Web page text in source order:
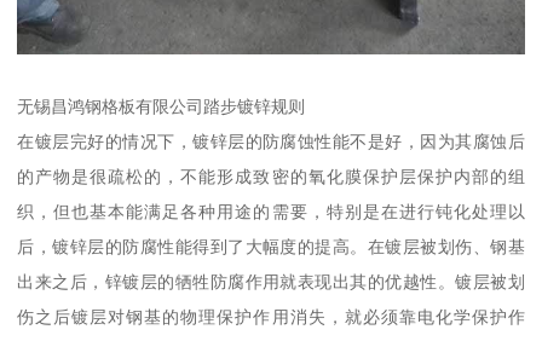
无锡昌鸿钢格板有限公司踏步镀锌规则
在镀层完好的情况下，镀锌层的防腐蚀性能不是好，因为其腐蚀后
的产物是很疏松的，不能形成致密的氧化膜保护层保护内部的组
织，但也基本能满足各种用途的需要，特别是在进行钝化处理以
后，镀锌层的防腐性能得到了大幅度的提高。在镀层被划伤、钢基
出来之后，锌镀层的牺牲防腐作用就表现出其的优越性。镀层被划
伤之后镀层对钢基的物理保护作用消失，就必须靠电化学保护作